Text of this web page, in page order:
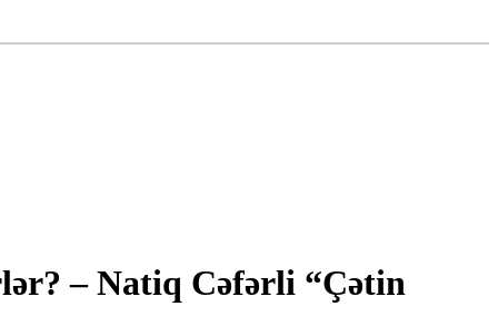
– Natiq Cəfərli “Çətin